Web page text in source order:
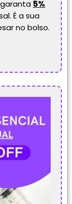
5%
É a sua
no bolso.